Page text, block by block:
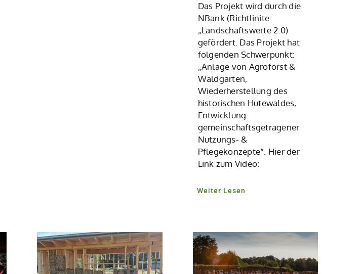
Das Projekt wird durch die
NBank (Richtlinite
„Landschaftswerte 2.0)
gefördert. Das Projekt hat
folgenden Schwerpunkt:
„Anlage von Agroforst &
Waldgarten,
Wiederherstellung des
historischen Hutewaldes,
Entwicklung
gemeinschaftsgetragener
Nutzungs- &
Pflegekonzepte“. Hier der
Link zum Video:
Weiter Lesen